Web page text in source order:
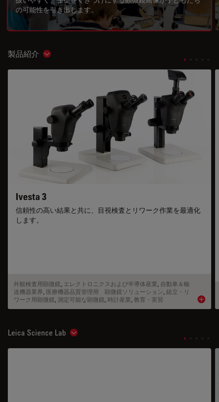
の可能性を引き出します。
製品紹介 Show subnavigation
Ivesta 3
信頼性の高い結果と共に、目視検査とリワーク作業を最適化
します。
外観検査用顕微鏡 エレクトロニクスおよび半導体産業 自動車＆輸
送機器業界 医療機器品質管理用 顕微鏡ソリューション 組立・リ
ワーク用顕微鏡 測定可能な顕微鏡 時計産業 教育・実習
Leica Science Lab Show subnavigation